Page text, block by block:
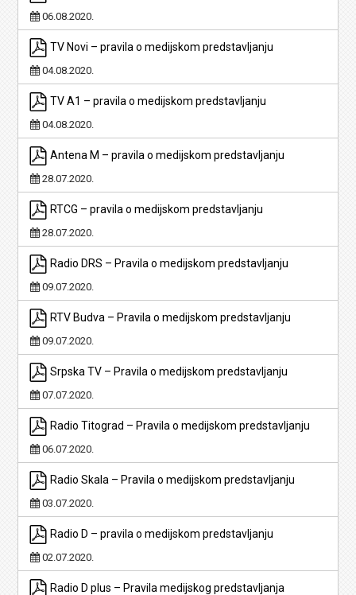
06.08.2020.
TV Novi – pravila o medijskom predstavljanju
04.08.2020.
TV A1 – pravila o medijskom predstavljanju
04.08.2020.
Antena M – pravila o medijskom predstavljanju
28.07.2020.
RTCG – pravila o medijskom predstavljanju
28.07.2020.
Radio DRS – Pravila o medijskom predstavljanju
09.07.2020.
RTV Budva – Pravila o medijskom predstavljanju
09.07.2020.
Srpska TV – Pravila o medijskom predstavljanju
07.07.2020.
Radio Titograd – Pravila o medijskom predstavljanju
06.07.2020.
Radio Skala – Pravila o medijskom predstavljanju
03.07.2020.
Radio D – pravila o medijskom predstavljanju
02.07.2020.
Radio D plus – Pravila medijskog predstavljanja